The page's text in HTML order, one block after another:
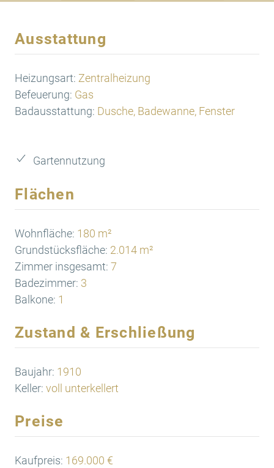
Ausstattung
Heizungsart: Zentralheizung
Befeuerung: Gas
Badausstattung: Dusche, Badewanne, Fenster
Gartennutzung
Flächen
Wohnfläche: 180 m²
Grundstücksfläche: 2.014 m²
Zimmer insgesamt: 7
Badezimmer: 3
Balkone: 1
Zustand & Erschließung
Baujahr: 1910
Keller: voll unterkellert
Preise
Kaufpreis: 169.000 €